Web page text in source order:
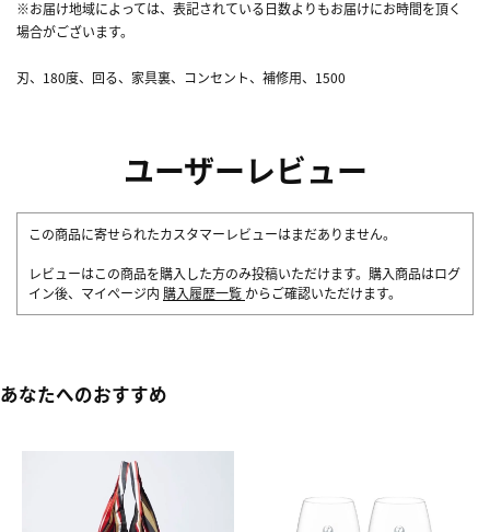
※お届け地域によっては、表記されている日数よりもお届けにお時間を頂く
場合がございます。
刃、180度、回る、家具裏、コンセント、補修用、1500
ユーザーレビュー
この商品に寄せられたカスタマーレビューはまだありません。
レビューはこの商品を購入した方のみ投稿いただけます。購入商品はログ
イン後、マイページ内 購入履歴一覧 からご確認いただけます。
あなたへのおすすめ